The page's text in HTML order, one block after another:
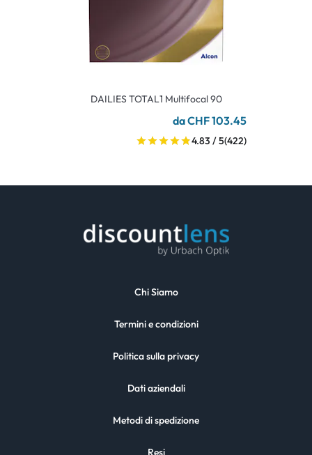
DAILIES TOTAL1 Multifocal 90
da CHF 103.45
4.83 / 5(422)
Chi Siamo
Termini e condizioni
Politica sulla privacy
Dati aziendali
Metodi di spedizione
Resi